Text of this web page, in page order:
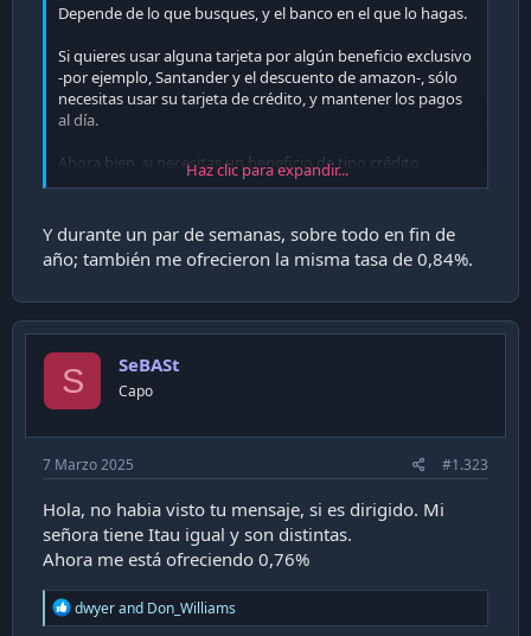
Depende de lo que busques, y el banco en el que lo hagas.
Si quieres usar alguna tarjeta por algún beneficio exclusivo
-por ejemplo, Santander y el descuento de amazon-, sólo
necesitas usar su tarjeta de crédito, y mantener los pagos
al día.
Ahora bien, si necesitas un beneficio de tipo crédito
(consumo o hipotecario), las mejores tasas se los darán a
cual sí o sí gran parte de tus operaciones (crédito y CC -
debito) tendrás que hacerlas desde dicho banco.
Ver adjunto 39329
Además, también es mal visto en algunos bancos que los
clientes tengan múltiples cuentas en diferentes bancos.
tu banco principal (aquél en el que recibas tu sueldo).-
Haz clic para expandir...
Y durante un par de semanas, sobre todo en fin de
año; también me ofrecieron la misma tasa de 0,84%.
S SeBASt
Capo
7 Marzo 2025 #1.323
Hola, no habia visto tu mensaje, si es dirigido. Mi
señora tiene Itau igual y son distintas.
Ahora me está ofreciendo 0,76%
R
e
dwyerand Don_Williams